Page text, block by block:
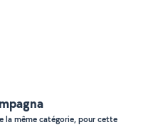
la même catégorie, pour cette